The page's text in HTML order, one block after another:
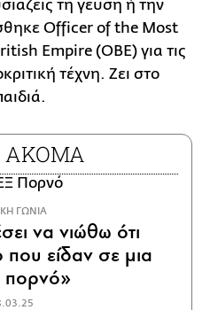
τη γεύση ή την
Officer of the Most
Empire (ΟBE) για τις
τέχνη. Ζει στο
ΑΚΟΜΑ
ΓΩΝΙΑ
να νιώθω ότι
είδαν σε μια
πορνό»